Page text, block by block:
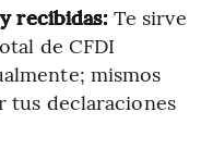
recibidas: Te sirve
de CFDI
mismos
tus declaraciones